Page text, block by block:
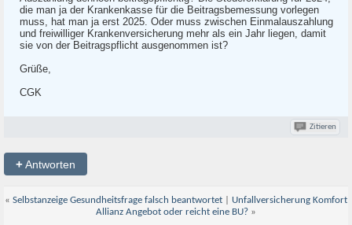
die man ja der Krankenkasse für die Beitragsbemessung vorlegen
muss, hat man ja erst 2025. Oder muss zwischen Einmalauszahlung
und freiwilliger Krankenversicherung mehr als ein Jahr liegen, damit
sie von der Beitragspflicht ausgenommen ist?
Grüße,
CGK
Zitieren
+Antworten
« Selbstanzeige Gesundheitsfrage falsch beantwortet
Unfallversicherung Komfort
Allianz Angebot oder reicht eine BU? »